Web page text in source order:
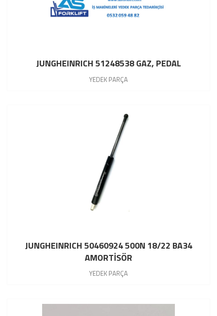
JUNGHEINRICH 51248538 GAZ, PEDAL
YEDEK PARÇA
JUNGHEINRICH 50460924 500N 18/22 BA34
AMORTİSÖR
YEDEK PARÇA